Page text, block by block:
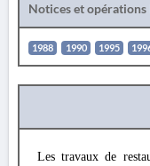
Notices et opérations
1988 1990 1995
Les travaux de